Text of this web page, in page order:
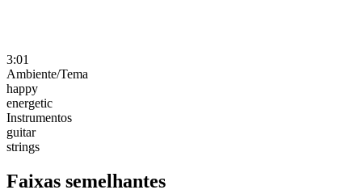
3:01
Ambiente/Tema
happy
energetic
Instrumentos
guitar
strings
Faixas semelhantes